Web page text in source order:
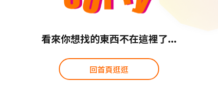
看來你想找的東西不在這裡了...
回首頁逛逛